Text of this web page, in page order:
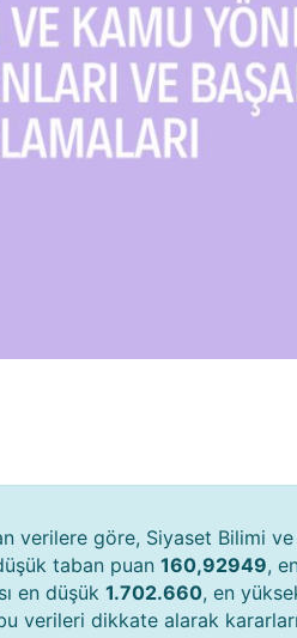
verilere göre, Siyaset Bilimi
taban puan 160,92949,
en düşük 1.702.660, en
verileri dikkate alarak